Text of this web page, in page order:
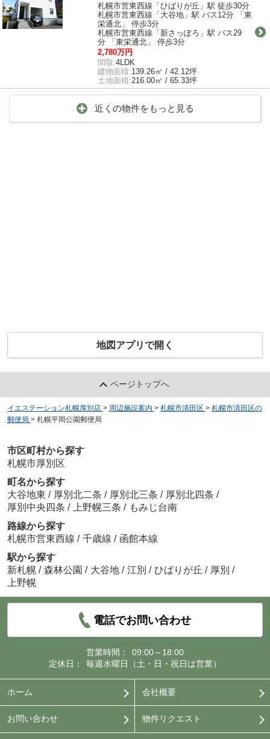
札幌市営東西線「ひばりが丘」駅 徒歩30分
札幌市営東西線「大谷地」駅 バス12分 「東
栄通北」 停歩3分
札幌市営東西線「新さっぽろ」駅 バス29
分 「東栄通北」 停歩3分
2,780万円
間取:4LDK
建物面積:139.26㎡ / 42.12坪
土地面積:216.00㎡ / 65.33坪
近くの物件をもっと見る
地図アプリで開く
ページトップへ
イエステーション札幌厚別店 > 周辺施設案内 > 札幌市清田区 > 札幌市清田区の
郵便局 > 札幌平岡公園郵便局
市区町村から探す
札幌市厚別区
町名から探す
大谷地東 / 厚別北二条 / 厚別北三条 / 厚別北四条 /
厚別中央四条 / 上野幌三条 / もみじ台南
路線から探す
札幌市営東西線 / 千歳線 / 函館本線
駅から探す
新札幌 / 森林公園 / 大谷地 / 江別 / ひばりが丘 / 厚別 /
上野幌
電話でお問い合わせ
営業時間：
09:00～18:00
定休日：
毎週水曜日（土・日・祝日は営業）
ホーム 会社概要
お問い合わせ 物件リクエスト